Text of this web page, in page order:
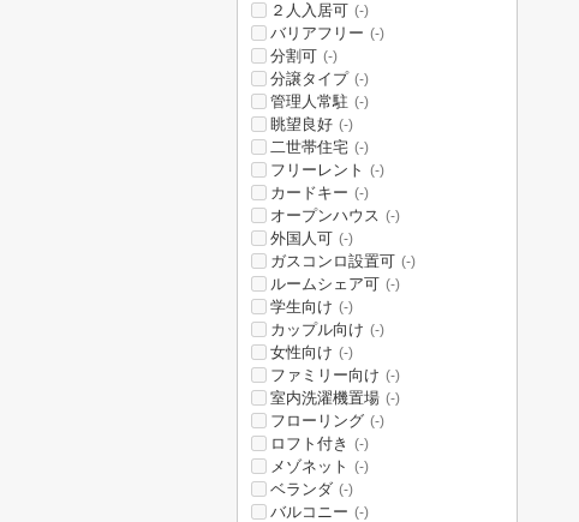
２人入居可 (-)
バリアフリー (-)
分割可 (-)
分譲タイプ (-)
管理人常駐 (-)
眺望良好 (-)
二世帯住宅 (-)
フリーレント (-)
カードキー (-)
オープンハウス (-)
外国人可 (-)
ガスコンロ設置可 (-)
ルームシェア可 (-)
学生向け (-)
カップル向け (-)
女性向け (-)
ファミリー向け (-)
室内洗濯機置場 (-)
フローリング (-)
ロフト付き (-)
メゾネット (-)
ベランダ (-)
バルコニー (-)